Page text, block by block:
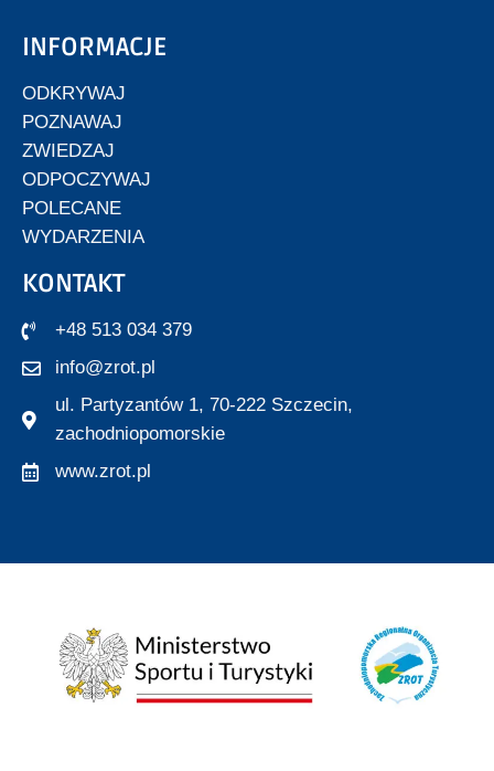
INFORMACJE
ODKRYWAJ
POZNAWAJ
ZWIEDZAJ
ODPOCZYWAJ
POLECANE
WYDARZENIA
KONTAKT
+48 513 034 379
info@zrot.pl
ul. Partyzantów 1, 70-222 Szczecin,
zachodniopomorskie
www.zrot.pl